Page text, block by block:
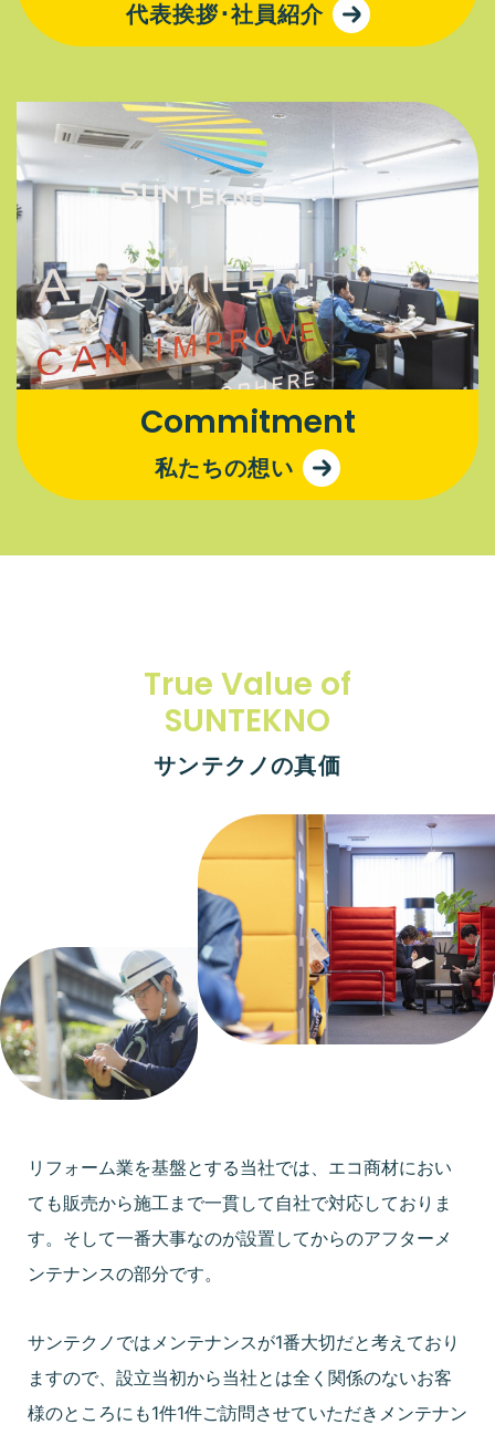
代表挨拶･社員紹介
Commitment
私たちの想い
True Value of
SUNTEKNO
サンテクノの真価
リフォーム業を基盤とする当社では、エコ商材におい
ても販売から施工まで一貫して自社で対応しておりま
す。そして一番大事なのが設置してからのアフターメ
ンテナンスの部分です。
サンテクノではメンテナンスが1番大切だと考えており
ますので、設立当初から当社とは全く関係のないお客
様のところにも1件1件ご訪問させていただきメンテナン